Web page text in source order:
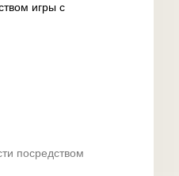
игры с
посредством